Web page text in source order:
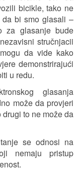
bicikle, tako ne
da bi smo glasali –
za glasanje bude
stručnjacii
da vide kako
demonstrirajući
u redu.
glasanja
može da provjeri
to ne može da
se odnosi na
nemaju pristup